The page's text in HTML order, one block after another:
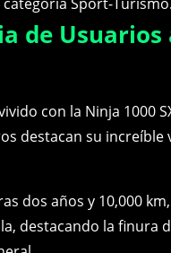
de Usuarios
con la Ninja 1000
destacan su increíble
dos años y 10,000
destacando la finura